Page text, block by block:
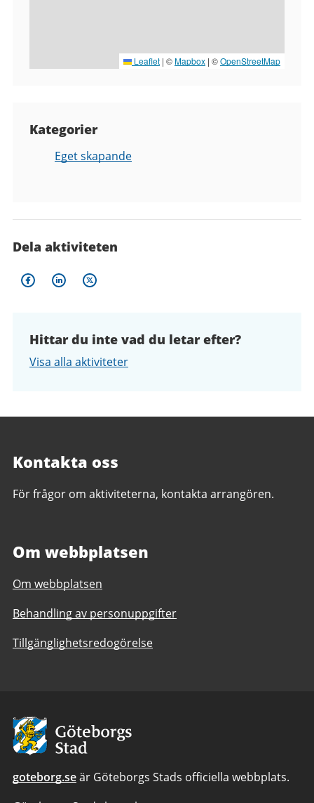
Leaflet | ©Mapbox | ©OpenStreetMap
Kategorier
Eget skapande
Dela aktiviteten
Hittar du inte vad du letar efter?
Visa alla aktiviteter
Kontakta oss
För frågor om aktiviteterna, kontakta arrangören.
Om webbplatsen
Om webbplatsen
Behandling av personuppgifter
Tillgänglighetsredogörelse
Avsändare
goteborg.seär Göteborgs Stads officiella webbplats.